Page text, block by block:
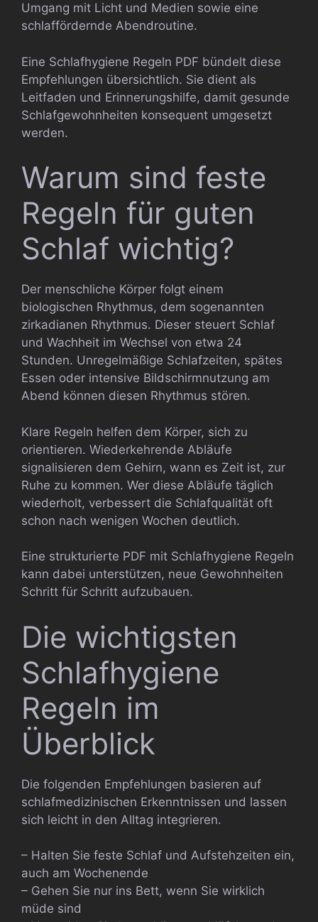
Umgang mit Licht und Medien sowie eine
schlaffördernde Abendroutine.
Eine Schlafhygiene Regeln PDF bündelt diese
Empfehlungen übersichtlich. Sie dient als
Leitfaden und Erinnerungshilfe, damit gesunde
Schlafgewohnheiten konsequent umgesetzt
werden.
Warum sind feste
Regeln für guten
Schlaf wichtig?
Der menschliche Körper folgt einem
biologischen Rhythmus, dem sogenannten
zirkadianen Rhythmus. Dieser steuert Schlaf
und Wachheit im Wechsel von etwa 24
Stunden. Unregelmäßige Schlafzeiten, spätes
Essen oder intensive Bildschirmnutzung am
Abend können diesen Rhythmus stören.
Klare Regeln helfen dem Körper, sich zu
orientieren. Wiederkehrende Abläufe
signalisieren dem Gehirn, wann es Zeit ist, zur
Ruhe zu kommen. Wer diese Abläufe täglich
wiederholt, verbessert die Schlafqualität oft
schon nach wenigen Wochen deutlich.
Eine strukturierte PDF mit Schlafhygiene Regeln
kann dabei unterstützen, neue Gewohnheiten
Schritt für Schritt aufzubauen.
Die wichtigsten
Schlafhygiene
Regeln im
Überblick
Die folgenden Empfehlungen basieren auf
schlafmedizinischen Erkenntnissen und lassen
sich leicht in den Alltag integrieren.
– Halten Sie feste Schlaf und Aufstehzeiten ein,
auch am Wochenende
– Gehen Sie nur ins Bett, wenn Sie wirklich
müde sind